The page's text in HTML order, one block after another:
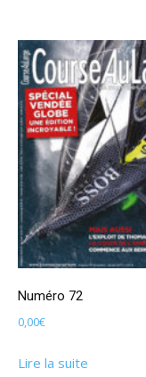
Numéro 72
0,00€
Lire la suite